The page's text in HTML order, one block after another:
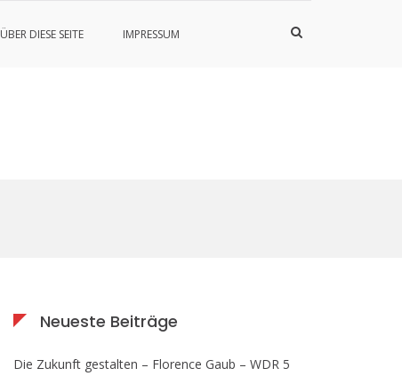
ÜBER DIESE SEITE IMPRESSUM
Such-
Neueste Beiträge
Die Zukunft gestalten – Florence Gaub – WDR 5